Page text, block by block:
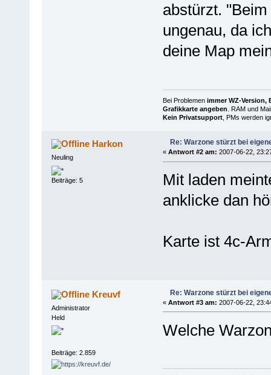
abstürzt.
ungenau, da
deine Map
Bei Problemen immer WZ-Version,
Grafikkarte angeben. RAM und
Kein Privatsupport, PMs werden
Harkon
Neuling
Beiträge: 5
Re: Warzone stürzt bei
« Antwort #2 am: 2007-06-22,
Mit laden
anklicke dan
Karte ist 4c-
Kreuvf
Administrator
Held
Beiträge: 2.859
Re: Warzone stürzt bei
« Antwort #3 am: 2007-06-22,
Welche